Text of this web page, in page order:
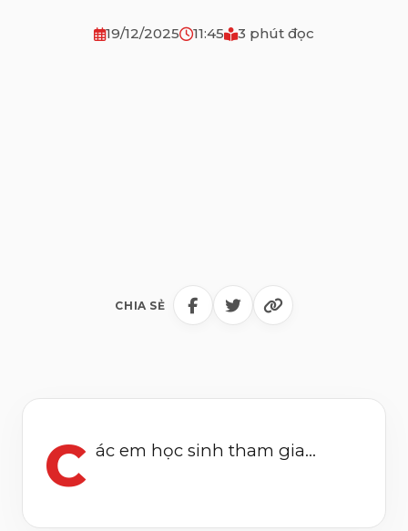
19/12/2025 11:45 3 phút đọc
CHIA SẺ
C ác em học sinh tham gia...